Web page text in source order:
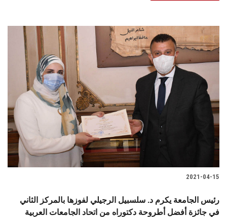
2021-04-15
رئيس الجامعة يكرم د. سلسبيل الرجيلي لفوزها بالمركز الثاني
في جائزة أفضل أطروحة دكتوراه من اتحاد الجامعات العربية